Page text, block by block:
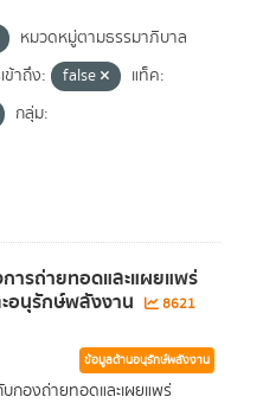
หมวดหมู่ตามธรรมาภิบาล
ข้าถึง: false
แท็ค:
กลุ่ม:
ารถ่ายทอดและแผยแพร่
อนุรักษ์พลังงาน
8621
ข้อมูลด้านอนุรักษ์พลังงาน
กองถ่ายทอดและเผยแพร่